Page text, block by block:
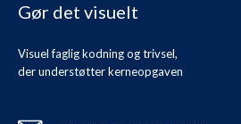
Gør det visuelt
Visuel faglig kodning og trivsel,
der understøtter kerneopgaven